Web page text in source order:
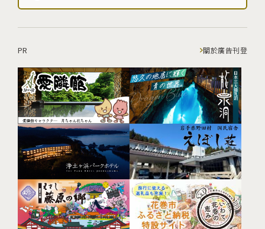
PR 關於廣告刊登